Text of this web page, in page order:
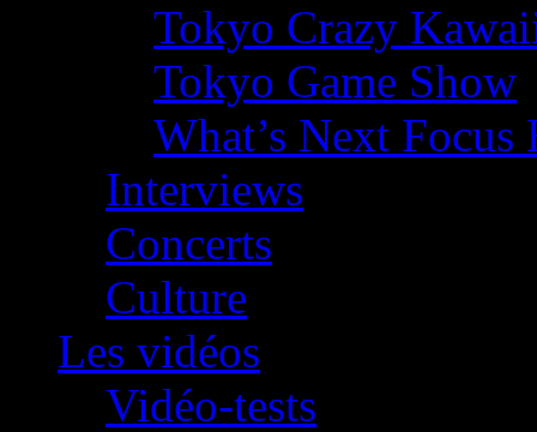
Tokyo Crazy
Tokyo Game Show
What’s Next
Interviews
Concerts
Culture
Les vidéos
Vidéo-tests